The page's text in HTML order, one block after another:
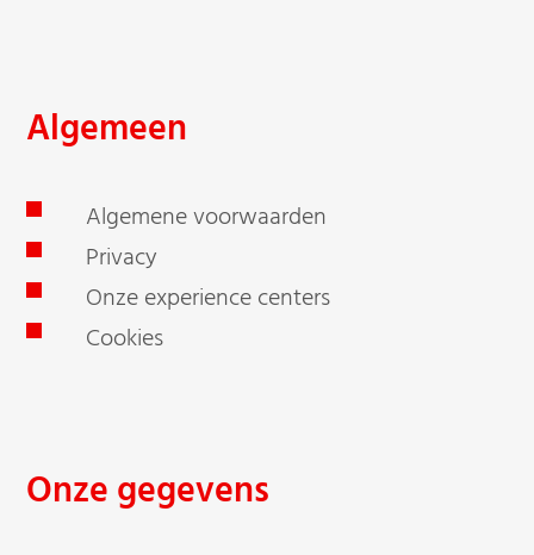
Algemeen
Algemene voorwaarden
Privacy
Onze experience centers
Cookies
Onze gegevens